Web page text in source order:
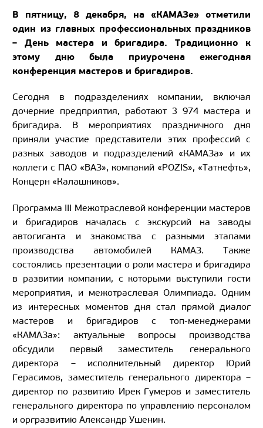
В пятницу, 8 декабря, на «КАМАЗе» отметили
один из главных профессиональных праздников
– День мастера и бригадира. Традиционно к
этому дню была приурочена ежегодная
конференция мастеров и бригадиров.
Сегодня в подразделениях компании, включая
дочерние предприятия, работают 3 974 мастера и
бригадира. В мероприятиях праздничного дня
приняли участие представители этих профессий с
разных заводов и подразделений «КАМАЗа» и их
коллеги с ПАО «ВАЗ», компаний «POZIS», «Татнефть»,
Концерн «Калашников».
Программа III Межотраслевой конференции мастеров
и бригадиров началась с экскурсий на заводы
автогиганта и знакомства с разными этапами
производства автомобилей КАМАЗ. Также
состоялись презентации о роли мастера и бригадира
в развитии компании, с которыми выступили гости
мероприятия, и межотраслевая Олимпиада. Одним
из интересных моментов дня стал прямой диалог
мастеров и бригадиров с топ-менеджерами
«КАМАЗа»: актуальные вопросы производства
обсудили первый заместитель генерального
директора – исполнительный директор Юрий
Герасимов, заместитель генерального директора –
директор по развитию Ирек Гумеров и заместитель
генерального директора по управлению персоналом
и оргразвитию Александр Ушенин.